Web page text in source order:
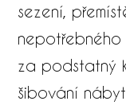
sezení,
za podstatný
šibování